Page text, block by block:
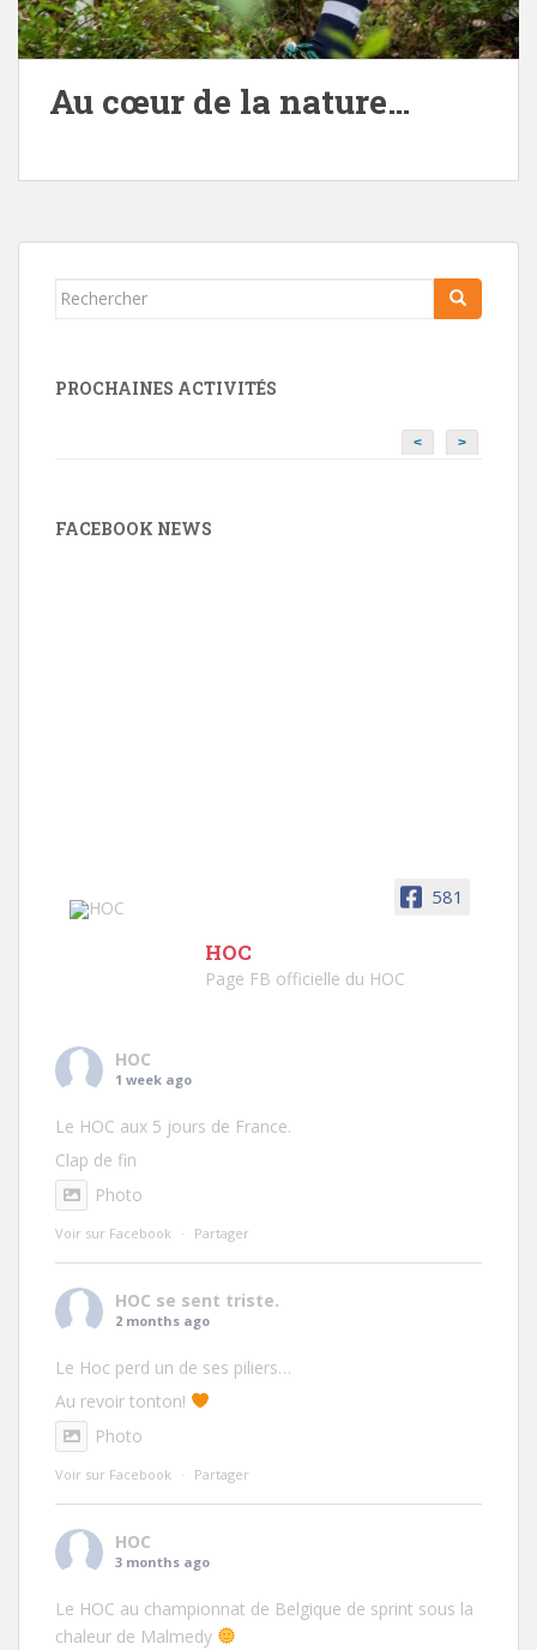
Au cœur de la nature…
Rechercher...
PROCHAINES ACTIVITÉS
< >
FACEBOOK NEWS
581
HOC
Page FB officielle du HOC
HOC
1 week ago
Le HOC aux 5 jours de France.
Clap de fin
Photo
Voir sur Facebook · Partager
HOC se sent triste.
2 months ago
Le Hoc perd un de ses piliers…
Au revoir tonton!
Photo
Voir sur Facebook · Partager
HOC
3 months ago
Le HOC au championnat de Belgique de sprint sous la
chaleur de Malmedy